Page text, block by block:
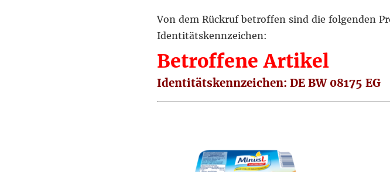
Von dem Rückruf betroffen sind die folgenden
Identitätskennzeichen:
Betroffene Artikel
Identitätskennzeichen: DE BW 08175 EG